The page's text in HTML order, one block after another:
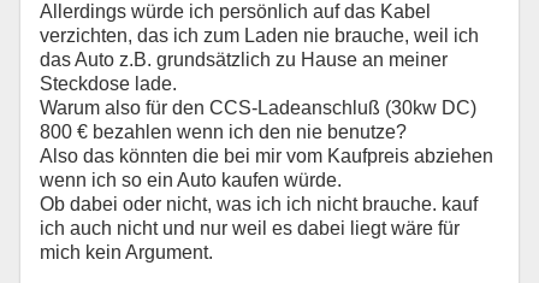
Allerdings würde ich persönlich auf das Kabel
verzichten, das ich zum Laden nie brauche, weil ich
das Auto z.B. grundsätzlich zu Hause an meiner
Steckdose lade.
Warum also für den CCS-Ladeanschluß (30kw DC)
800 € bezahlen wenn ich den nie benutze?
Also das könnten die bei mir vom Kaufpreis abziehen
wenn ich so ein Auto kaufen würde.
Ob dabei oder nicht, was ich ich nicht brauche. kauf
ich auch nicht und nur weil es dabei liegt wäre für
mich kein Argument.